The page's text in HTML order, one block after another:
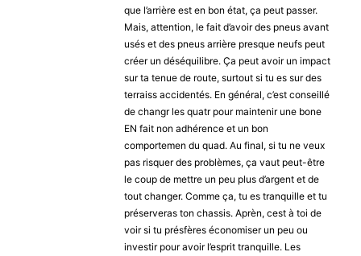
que l’arrière est en bon état, ça peut passer.
Mais, attention, le fait d’avoir des pneus avant
usés et des pneus arrière presque neufs peut
créer un déséquilibre. Ça peut avoir un impact
sur ta tenue de route, surtout si tu es sur des
terraiss accidentés. En général, c’est conseillé
de changr les quatr pour maintenir une bone
EN fait non adhérence et un bon
comportemen du quad. Au final, si tu ne veux
pas risquer des problèmes, ça vaut peut-être
le coup de mettre un peu plus d’argent et de
tout changer. Comme ça, tu es tranquille et tu
préserveras ton chassis. Aprèn, cest à toi de
voir si tu présfères économiser un peu ou
investir pour avoir l’esprit tranquille. Les